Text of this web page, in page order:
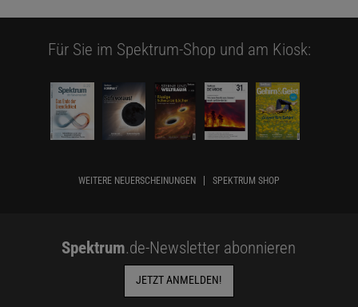
Für Sie im Spektrum-Shop und am Kiosk:
WEITERE NEUERSCHEINUNGEN SPEKTRUM SHOP
Spektrum.de-Newsletter abonnieren
JETZT ANMELDEN!